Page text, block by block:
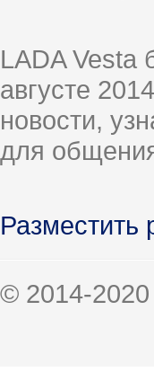
LADA Vesta
августе
новости,
для
Разместить
© 2014-